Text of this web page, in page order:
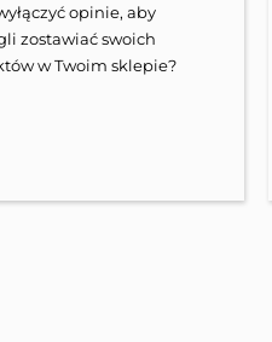
opinie, aby
zostawiać swoich
w Twoim sklepie?